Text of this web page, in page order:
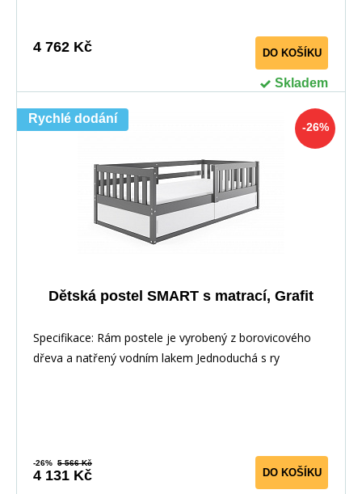
4 762 Kč DO KOŠÍKU
Skladem
-26%
Rychlé dodání
Dětská postel SMART s matrací, Grafit
Specifikace: Rám postele je vyrobený z borovicového
dřeva a natřený vodním lakem Jednoduchá s ry
-26% 5 566 Kč
4 131 Kč DO KOŠÍKU